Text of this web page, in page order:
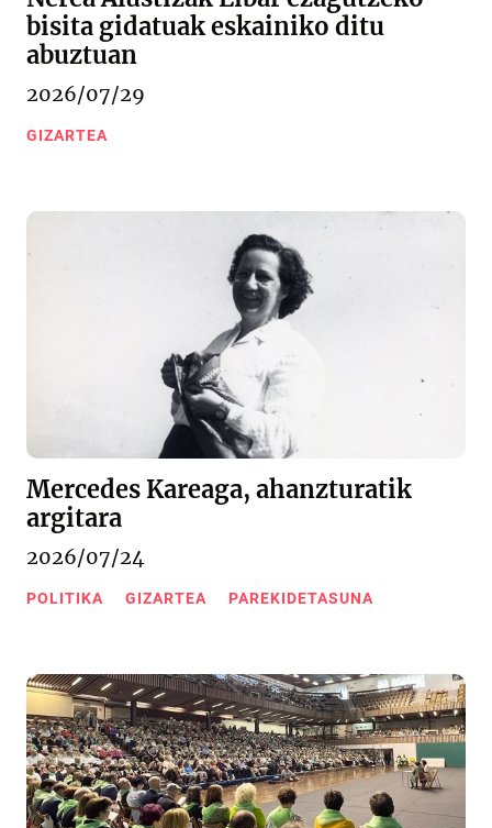
bisita gidatuak eskainiko ditu
abuztuan
2026/07/29
GIZARTEA
Mercedes Kareaga, ahanzturatik
argitara
2026/07/24
POLITIKA GIZARTEA PAREKIDETASUNA